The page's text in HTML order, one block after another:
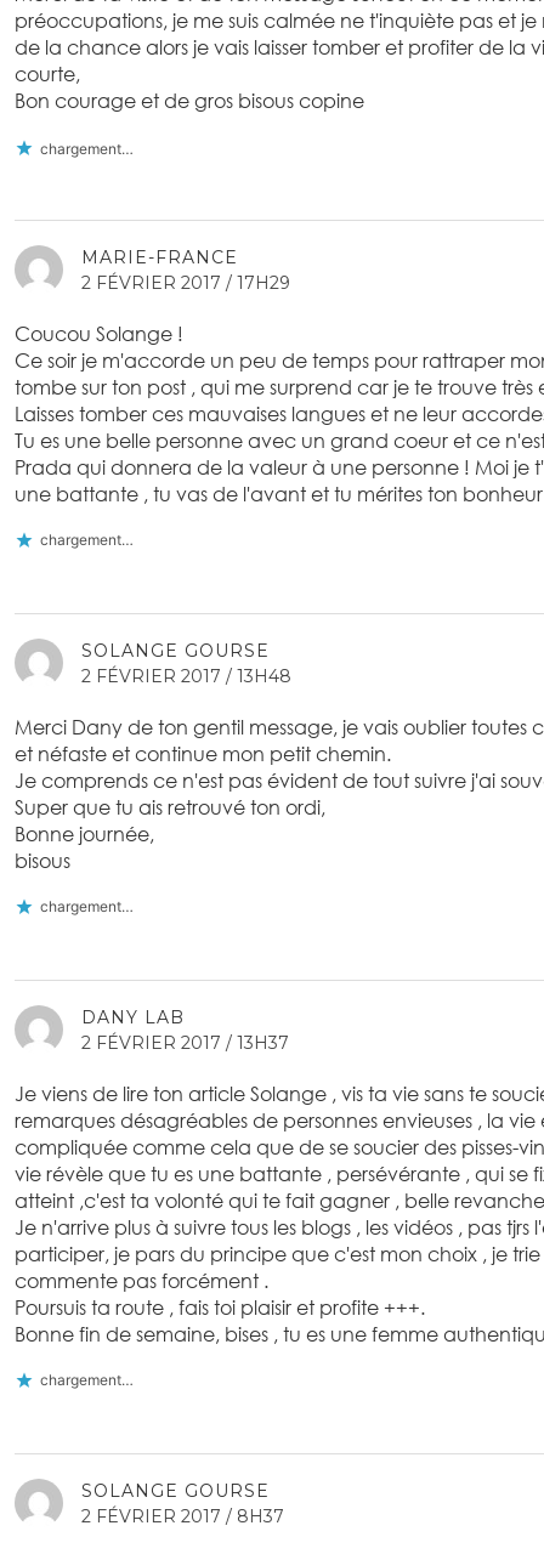
préoccupations, je me suis calmée ne t'inquiète pas et
de la chance alors je vais laisser tomber et profiter de la
courte,
Bon courage et de gros bisous copine
chargement…
MARIE-FRANCE
2 FÉVRIER 2017 / 17H29
Coucou Solange !
Ce soir je m'accorde un peu de temps pour rattraper
tombe sur ton post , qui me surprend car je te trouve très
Laisses tomber ces mauvaises langues et ne leur
Tu es une belle personne avec un grand coeur et ce
Prada qui donnera de la valeur à une personne ! Moi je
une battante , tu vas de l'avant et tu mérites ton bonheur
chargement…
SOLANGE GOURSE
2 FÉVRIER 2017 / 13H48
Merci Dany de ton gentil message, je vais oublier toutes
et néfaste et continue mon petit chemin.
Je comprends ce n'est pas évident de tout suivre j'ai
Super que tu ais retrouvé ton ordi,
Bonne journée,
bisous
chargement…
DANY LAB
2 FÉVRIER 2017 / 13H37
Je viens de lire ton article Solange , vis ta vie sans te
remarques désagréables de personnes envieuses , la vie
compliquée comme cela que de se soucier des pisses-
vie révèle que tu es une battante , persévérante , qui se
atteint ,c'est ta volonté qui te fait gagner , belle
Je n'arrive plus à suivre tous les blogs , les vidéos , pas
participer, je pars du principe que c'est mon choix , je trie
commente pas forcément .
Poursuis ta route , fais toi plaisir et profite +++.
Bonne fin de semaine, bises , tu es une femme
chargement…
SOLANGE GOURSE
2 FÉVRIER 2017 / 8H37